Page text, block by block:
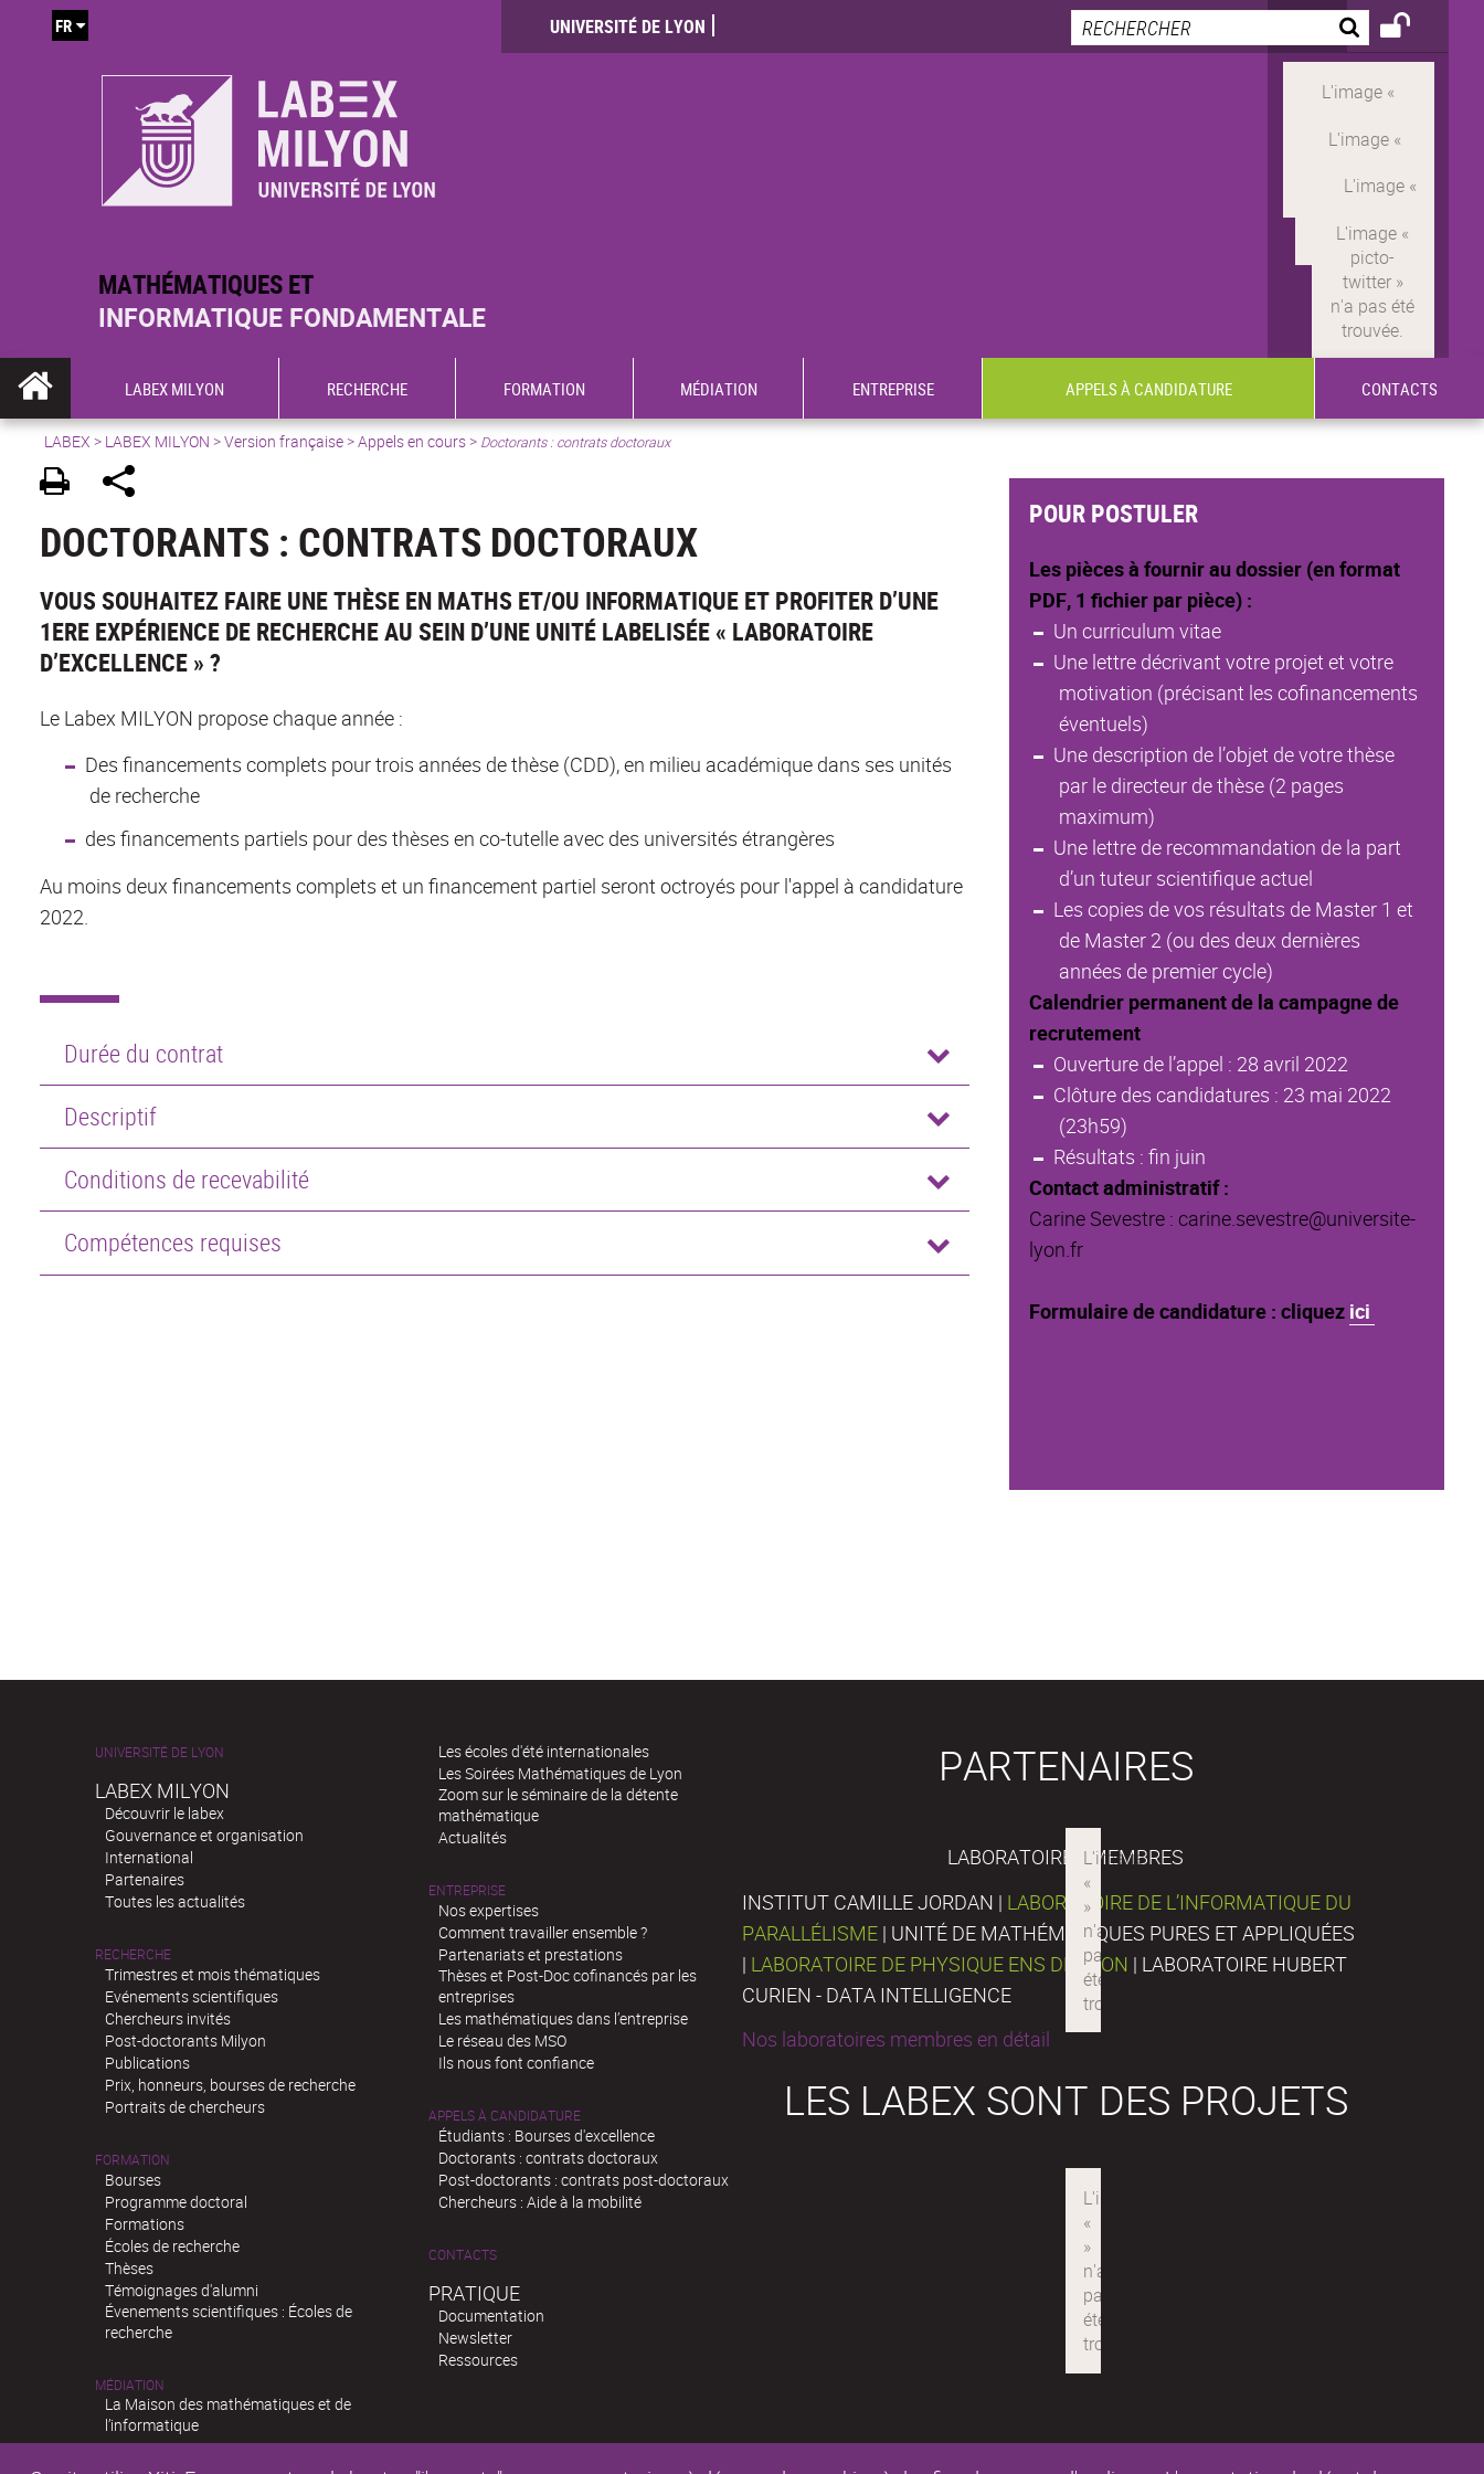
MATHÉMATIQUES ET
INFORMATIQUE FONDAMENTALE
UNIVERSITÉ DE LYON
FR
LABEX MILYON RECHERCHE FORMATION MÉDIATION ENTREPRISE APPELS À CANDIDATURE CONTACTS
LABEX > LABEX MILYON >Version française>Appels en cours> Doctorants : contrats doctoraux
DOCTORANTS : CONTRATS DOCTORAUX
VOUS SOUHAITEZ FAIRE UNE THÈSE EN MATHS ET/OU INFORMATIQUE ET PROFITER D’UNE
1ERE EXPÉRIENCE DE RECHERCHE AU SEIN D’UNE UNITÉ LABELISÉE « LABORATOIRE
D’EXCELLENCE » ?
Le Labex MILYON propose chaque année :
Des financements complets pour trois années de thèse (CDD), en milieu académique dans ses unités
de recherche
des financements partiels pour des thèses en co-tutelle avec des universités étrangères
Au moins deux financements complets et un financement partiel seront octroyés pour l'appel à candidature
2022.
Durée du contrat
Descriptif
Conditions de recevabilité
Compétences requises
POUR POSTULER
Les pièces à fournir au dossier (en format
PDF, 1 fichier par pièce) :
Un curriculum vitae
Une lettre décrivant votre projet et votre
motivation (précisant les cofinancements
éventuels)
Une description de l’objet de votre thèse
par le directeur de thèse (2 pages
maximum)
Une lettre de recommandation de la part
d’un tuteur scientifique actuel
Les copies de vos résultats de Master 1 et
de Master 2 (ou des deux dernières
années de premier cycle)
Calendrier permanent de la campagne de
recrutement
Ouverture de l’appel : 28 avril 2022
Clôture des candidatures : 23 mai 2022
(23h59)
Résultats : fin juin
Contact administratif :
Carine Sevestre : carine.sevestre@universite-
lyon.fr
Formulaire de candidature : cliquez ici
UNIVERSITÉ DE LYON
LABEX MILYON
Découvrir le labex
Gouvernance et organisation
International
Partenaires
Toutes les actualités
RECHERCHE
Trimestres et mois thématiques
Evénements scientifiques
Chercheurs invités
Post-doctorants Milyon
Publications
Prix, honneurs, bourses de recherche
Portraits de chercheurs
FORMATION
Bourses
Programme doctoral
Formations
Écoles de recherche
Thèses
Témoignages d'alumni
Évenements scientifiques : Écoles de
recherche
MÉDIATION
La Maison des mathématiques et de
l’informatique
Les écoles d'été internationales
Les Soirées Mathématiques de Lyon
Zoom sur le séminaire de la détente
mathématique
Actualités
ENTREPRISE
Nos expertises
Comment travailler ensemble ?
Partenariats et prestations
Thèses et Post-Doc cofinancés par les
entreprises
Les mathématiques dans l’entreprise
Le réseau des MSO
Ils nous font confiance
APPELS À CANDIDATURE
Étudiants : Bourses d'excellence
Doctorants : contrats doctoraux
Post-doctorants : contrats post-doctoraux
Chercheurs : Aide à la mobilité
CONTACTS
PRATIQUE
Documentation
Newsletter
Ressources
PARTENAIRES
LABORATOIRES MEMBRES
INSTITUT CAMILLE JORDAN | LABORATOIRE DE L’INFORMATIQUE DU
PARALLÉLISME | UNITÉ DE MATHÉMATIQUES PURES ET APPLIQUÉES
| LABORATOIRE DE PHYSIQUE ENS DE LYON | LABORATOIRE HUBERT
CURIEN - DATA INTELLIGENCE
Nos laboratoires membres en détail
LES LABEX SONT DES PROJETS